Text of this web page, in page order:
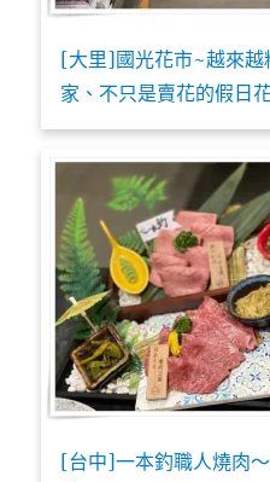
[大里]國光花市~越來越
家、不只是賣花的假日
[台中]一本釣職人燒肉